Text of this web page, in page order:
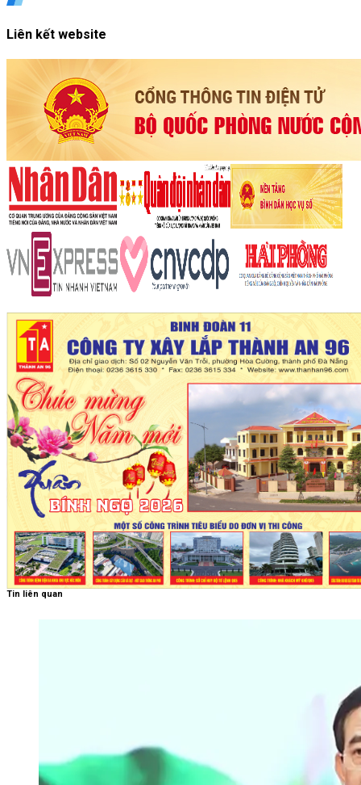
Liên kết website
Tin liên quan